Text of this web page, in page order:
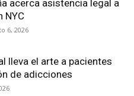
acerca asistencia legal a
NYC
6, 2026
lleva el arte a pacientes
de adicciones